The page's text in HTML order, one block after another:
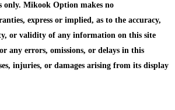
only. Mikook Option makes no
express or implied, as to the accuracy,
or validity of any information on this site
any errors, omissions, or delays in this
injuries, or damages arising from its display